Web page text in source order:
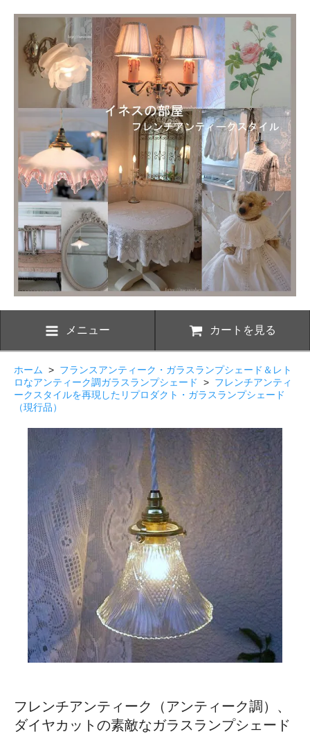
メニュー カートを見る
ホーム > フランスアンティーク・ガラスランプシェード＆レト
ロなアンティーク調ガラスランプシェード
> フレンチアンティ
ークスタイルを再現したリプロダクト・ガラスランプシェード
（現行品）
フレンチアンティーク（アンティーク調）、
ダイヤカットの素敵なガラスランプシェード